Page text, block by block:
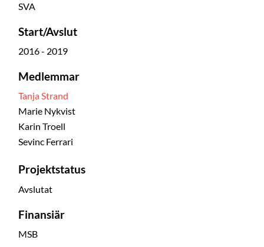
SVA
Start/Avslut
2016 - 2019
Medlemmar
Tanja Strand
Marie Nykvist
Karin Troell
Sevinc Ferrari
Projektstatus
Avslutat
Finansiär
MSB